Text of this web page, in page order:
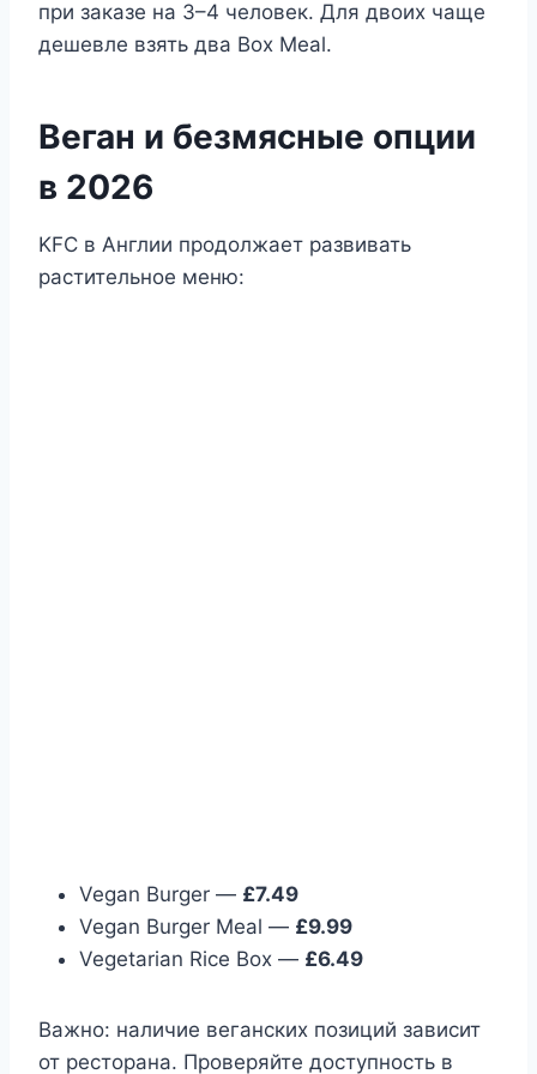
при заказе на 3–4 человек. Для двоих чаще
дешевле взять два Box Meal.
Веган и безмясные опции
в 2026
KFC в Англии продолжает развивать
растительное меню:
Vegan Burger — £7.49
Vegan Burger Meal — £9.99
Vegetarian Rice Box — £6.49
Важно: наличие веганских позиций зависит
от ресторана. Проверяйте доступность в